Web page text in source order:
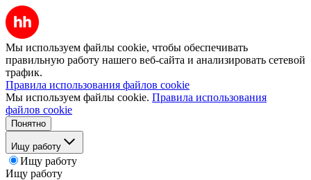
Мы используем файлы cookie, чтобы обеспечивать
правильную работу нашего веб-сайта и анализировать сетевой
трафик.
Правила использования файлов cookie
Мы используем файлы cookie. Правила использования
файлов cookie
Понятно
Ищу работу
Ищу работу
Ищу работу